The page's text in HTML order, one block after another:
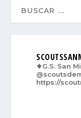
⚜️G.S. San
https://